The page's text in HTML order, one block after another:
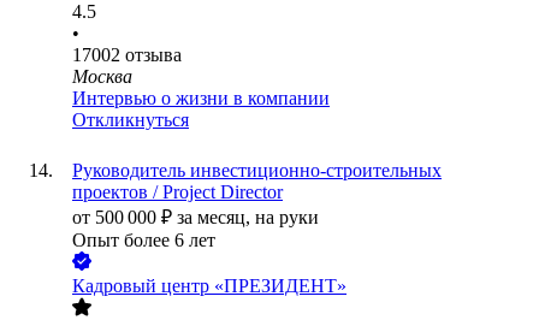
4.5
•
17002 отзыва
Москва
Интервью о жизни в компании
Откликнуться
Руководитель инвестиционно-строительных
проектов / Project Director
от 500 000 ₽ за месяц, на руки
Опыт более 6 лет
Кадровый центр «ПРЕЗИДЕНТ»